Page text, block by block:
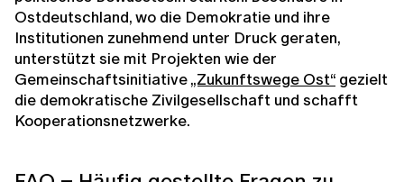
Ostdeutschland, wo die Demokratie und ihre
Institutionen zunehmend unter Druck geraten,
unterstützt sie mit Projekten wie der
Gemeinschaftsinitiative„Zukunftswege Ost“ gezielt
die demokratische Zivilgesellschaft und schafft
Kooperationsnetzwerke.